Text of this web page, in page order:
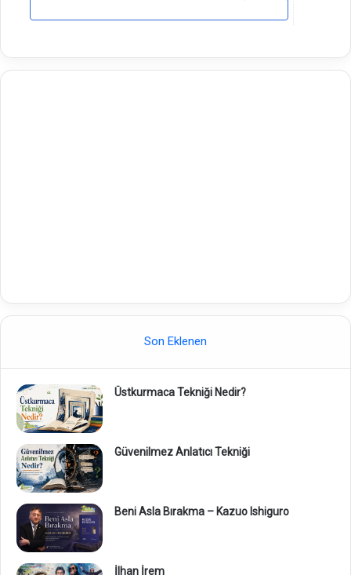
Son Eklenen
Üstkurmaca Tekniği Nedir?
Güvenilmez Anlatıcı Tekniği
Beni Asla Bırakma – Kazuo Ishiguro
İlhan İrem